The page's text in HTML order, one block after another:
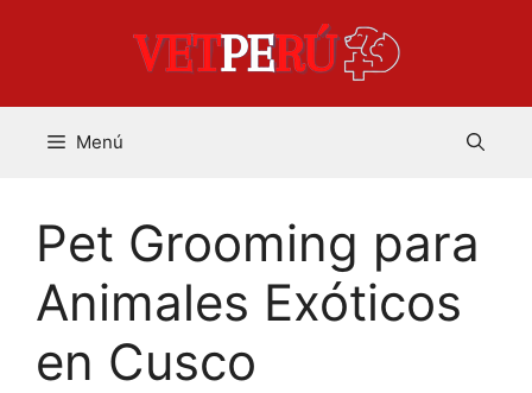
Menú
Pet Grooming para
Animales Exóticos
en Cusco